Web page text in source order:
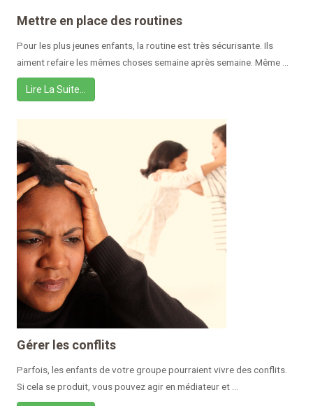
Mettre en place des routines
Pour les plus jeunes enfants, la routine est très sécurisante. Ils
aiment refaire les mêmes choses semaine après semaine. Même ...
Lire La Suite…
Gérer les conflits
Parfois, les enfants de votre groupe pourraient vivre des conflits.
Si cela se produit, vous pouvez agir en médiateur et ...